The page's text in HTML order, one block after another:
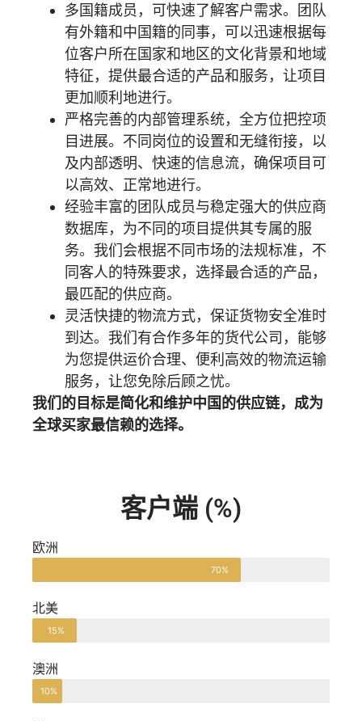
多国籍成员，可快速了解客户需求。团队
有外籍和中国籍的同事，可以迅速根据每
位客户所在国家和地区的文化背景和地域
特征，提供最合适的产品和服务，让项目
更加顺利地进行。
严格完善的内部管理系统，全方位把控项
目进展。不同岗位的设置和无缝衔接，以
及内部透明、快速的信息流，确保项目可
以高效、正常地进行。
经验丰富的团队成员与稳定强大的供应商
数据库，为不同的项目提供其专属的服
务。我们会根据不同市场的法规标准，不
同客人的特殊要求，选择最合适的产品，
最匹配的供应商。
灵活快捷的物流方式，保证货物安全准时
到达。我们有合作多年的货代公司，能够
为您提供运价合理、便利高效的物流运输
服务，让您免除后顾之忧。
我们的目标是简化和维护中国的供应链，成为
全球买家最信赖的选择。
客户端 (%)
欧洲
70%
北美
15%
澳洲
10%